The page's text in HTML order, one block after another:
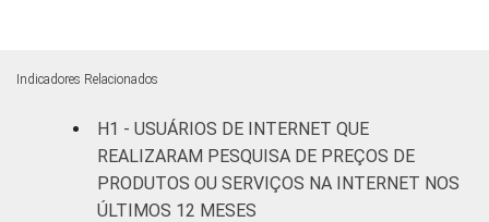
RAÇA
Parda
Amarela
Indicadores Relacionados
H1 - USUÁRIOS DE INTERNET QUE
REALIZARAM PESQUISA DE PREÇOS DE
PRODUTOS OU SERVIÇOS NA INTERNET NOS
ÚLTIMOS 12 MESES